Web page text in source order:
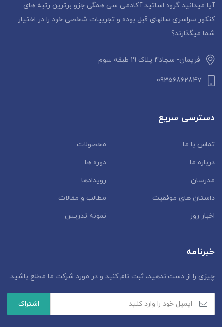
آیا میدانید گروه اساتید آکادمی سی همگی جزو برترین رتبه های
کنکور سراسری سالهای قبل بوده و تجربیات شخصی خود را در اختیار
شما میگذارند؟
فریمان- سجاد4 پلاک 19 طبقه سوم
09356862847
دسترسی سریع
تماس با ما
محصولات
درباره ما
دوره ها
مدرسان
رویدادها
داستان‌ های موفقیت
مطالب و مقالات
اخبار روز
نمونه تدریس
خبرنامه
چیزی را از دست ندهید، ثبت نام کنید و در مورد شرکت ما مطلع باشید.